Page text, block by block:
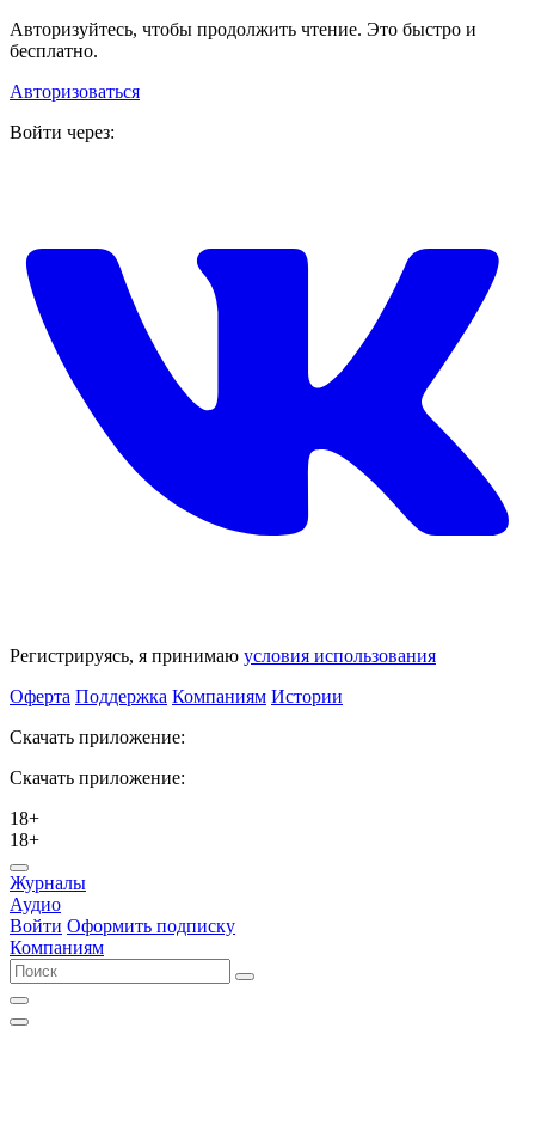
Авторизуйтесь, чтобы продолжить чтение. Это быстро и
бесплатно.
Авторизоваться
Войти через:
Регистрируясь, я принимаю условия использования
Оферта Поддержка Компаниям Истории
Скачать приложение:
Скачать приложение:
18+
18+
Журналы
Аудио
Войти Оформить подписку
Компаниям